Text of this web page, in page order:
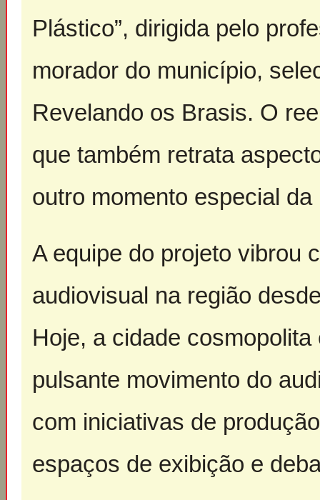
Plástico”, dirigida pelo
morador do município,
Revelando os Brasis. O
que também retrata
outro momento especial da
A equipe do projeto vibrou
audiovisual na região
Hoje, a cidade
pulsante movimento do
com iniciativas de
espaços de exibição e